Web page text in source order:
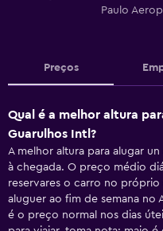
Paulo
Preços
Qual é a melhor altura
Guarulhos Intl?
A melhor altura para alugar
à chegada. O preço médio
reservares o carro no
aluguer ao fim de semana
é o preço normal nos dias